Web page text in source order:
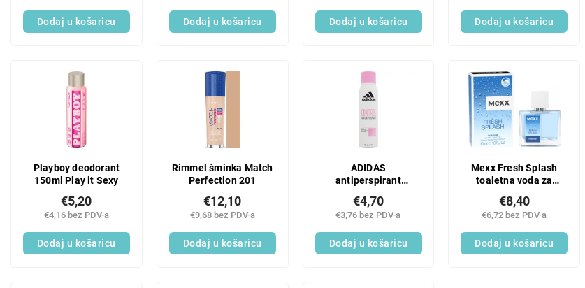
Dodaj u košaricu Dodaj u košaricu Dodaj u košaricu Dodaj u košaricu
Playboy deodorant
150ml Play it Sexy
€4,16 bez PDV-a
€5,20
Dodaj u košaricu
Rimmel šminka Match
Perfection 201
€9,68 bez PDV-a
€12,10
Dodaj u košaricu
ADIDAS
antiperspirant
CONTROL za žene
€3,76 bez PDV-a
€4,70
Dodaj u košaricu
Mexx Fresh Splash
toaletna voda za
€6,72 bez PDV-a
€8,40
Dodaj u košaricu